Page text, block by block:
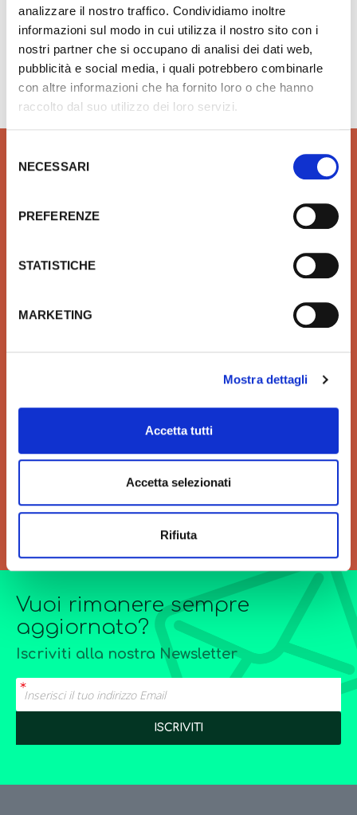
analizzare il nostro traffico. Condividiamo inoltre
informazioni sul modo in cui utilizza il nostro sito con i
nostri partner che si occupano di analisi dei dati web,
pubblicità e social media, i quali potrebbero combinarle
con altre informazioni che ha fornito loro o che hanno
raccolto dal suo utilizzo dei loro servizi.
delNECESSARI
PREFERENZE
STATISTICHE
MARKETING
Mostra dettagli
Accetta tutti
Accetta selezionati
Rifiuta
Hai bisogno di aiuto?info@rubinetteria.com
dal Lunedì al Venerdì 8.30 - 12.00 / 13.30 - 18.00
QUALITÀ
arredobagno delle migliori
SICUREZZA
tua sicurezza a Xpay. Il
sistema più sicuro per
la tua tutela.
VELOCITÀ
Velocità di consegna per
regalarti un'esperienza unica
GRANDI ORDINI
Siamo sempre a tua
grandi quantitativi o
complesse.
Vuoi rimanere sempre
aggiornato?
Iscriviti alla nostra Newsletter